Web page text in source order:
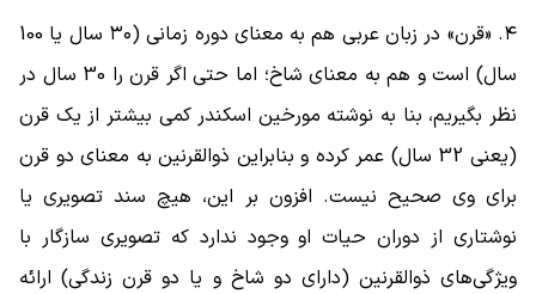
۴. «قرن» در زبان عربی هم به معنای دوره زمانی (۳۰ سال یا 100
سال) است و هم به معنای شاخ؛ اما حتی اگر قرن را 30 سال در
نظر بگیریم، بنا به نوشته مورخین اسکندر کمی بیشتر از یک قرن
(یعنی 32 سال) عمر کرده و بنابراین ذوالقرنین به معنای دو قرن
برای وی صحیح نیست. افزون بر این، هیچ سند تصویری یا
نوشتاری از دوران حیات او وجود ندارد که تصویری سازگار با
ویژگی‌های ذوالقرنین (دارای دو شاخ و یا دو قرن زندگی) ارائه